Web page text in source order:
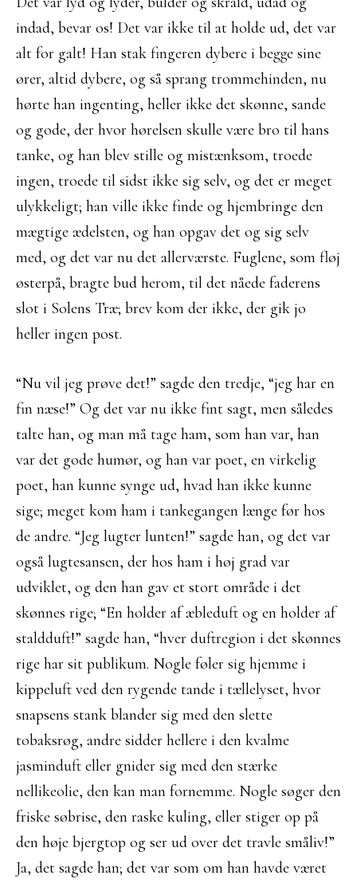
indad, bevar os! Det var ikke til at holde ud, det var
alt for galt! Han stak fingeren dybere i begge sine
ører, altid dybere, og så sprang trommehinden, nu
hørte han ingenting, heller ikke det skønne, sande
og gode, der hvor hørelsen skulle være bro til hans
tanke, og han blev stille og mistænksom, troede
ingen, troede til sidst ikke sig selv, og det er meget
ulykkeligt; han ville ikke finde og hjembringe den
mægtige ædelsten, og han opgav det og sig selv
med, og det var nu det allerværste. Fuglene, som fløj
østerpå, bragte bud herom, til det nåede faderens
slot i Solens Træ; brev kom der ikke, der gik jo
heller ingen post.
“Nu vil jeg prøve det!” sagde den tredje, “jeg har en
fin næse!” Og det var nu ikke fint sagt, men således
talte han, og man må tage ham, som han var, han
var det gode humør, og han var poet, en virkelig
poet, han kunne synge ud, hvad han ikke kunne
sige; meget kom ham i tankegangen længe før hos
de andre. “Jeg lugter lunten!” sagde han, og det var
også lugtesansen, der hos ham i høj grad var
udviklet, og den han gav et stort område i det
skønnes rige; “En holder af æbleduft og en holder af
staldduft!” sagde han, “hver duftregion i det skønnes
rige har sit publikum. Nogle føler sig hjemme i
kippeluft ved den rygende tande i tællelyset, hvor
snapsens stank blander sig med den slette
tobaksrøg, andre sidder hellere i den kvalme
jasminduft eller gnider sig med den stærke
nellikeolie, den kan man fornemme. Nogle søger den
friske søbrise, den raske kuling, eller stiger op på
den høje bjergtop og ser ud over det travle småliv!”
Ja, det sagde han; det var som om han havde været